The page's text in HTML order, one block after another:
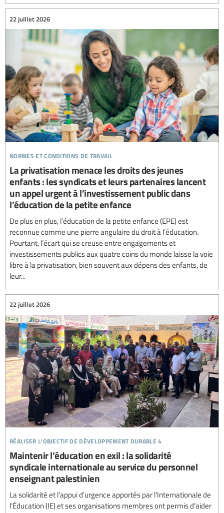
normes et conditions de travail
22 juillet 2026
La privatisation menace les droits des jeunes
enfants : les syndicats et leurs partenaires lancent
un appel urgent à l’investissement public dans
l’éducation de la petite enfance
De plus en plus, l’éducation de la petite enfance (EPE) est
reconnue comme une pierre angulaire du droit à l’éducation.
Pourtant, l’écart qui se creuse entre engagements et
investissements publics aux quatre coins du monde laisse la voie
libre à la privatisation, bien souvent aux dépens des enfants, de
leur...
réaliser l’objectif de développement durable 4
22 juillet 2026
Maintenir l’éducation en exil : la solidarité
syndicale internationale au service du personnel
enseignant palestinien
La solidarité et l’appui d’urgence apportés par l’Internationale de
l’Éducation (IE) et ses organisations membres ont permis d’aider